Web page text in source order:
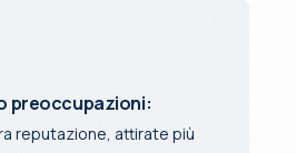
preoccupazioni:
reputazione, attirate più